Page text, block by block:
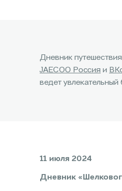
Дневник
JAECOO Россия и
ведет
11 июля 2024
Дневник